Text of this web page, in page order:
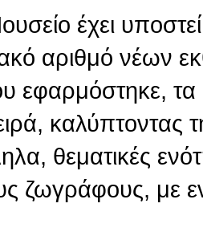
έχει υποστεί
αριθμό νέων
εφαρμόστηκε, τα
καλύπτοντας
θεματικές
ζωγράφους, με